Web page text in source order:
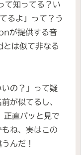
知ってる？い
るよ」って？う
が提供する音
は似て非なる
いの？」って疑
が似てるし、
正直パッと見で
ね、実はこの
んだ！